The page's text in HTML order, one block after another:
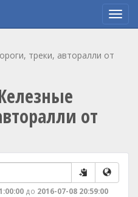
треки, авторалли от
от
до 2016-07-08 20:59:00